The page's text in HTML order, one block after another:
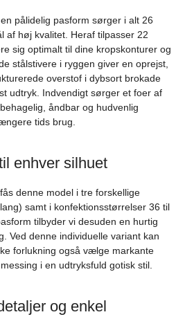
pålidelig pasform sørger i alt 26
af høj kvalitet. Heraf tilpasser 22
sig optimalt til dine kropskonturer og
stålstivere i ryggen giver en oprejst,
overstof i dybsort brokade
udtryk. Indvendigt sørger et foer af
åndbar og hudvenlig
tids brug.
enhver silhuet
denne model i tre forskellige
samt i konfektionsstørrelser 36 til
tilbyder vi desuden en hurtig
Ved denne individuelle variant kan
forlukning også vælge markante
i en udtryksfuld gotisk stil.
og enkel